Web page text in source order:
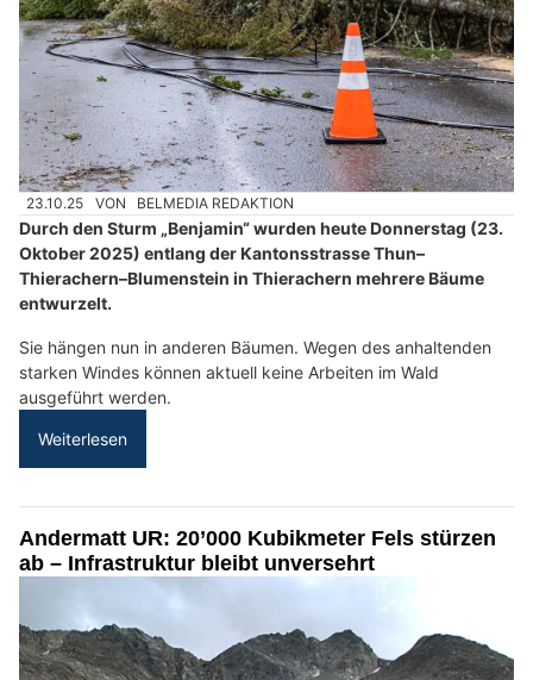
23.10.25 VON BELMEDIA REDAKTION
Durch den Sturm „Benjamin“ wurden heute Donnerstag (23.
Oktober 2025) entlang der Kantonsstrasse Thun–
Thierachern–Blumenstein in Thierachern mehrere Bäume
entwurzelt.
Sie hängen nun in anderen Bäumen. Wegen des anhaltenden
starken Windes können aktuell keine Arbeiten im Wald
ausgeführt werden.
Weiterlesen
Andermatt UR: 20’000 Kubikmeter Fels stürzen
ab – Infrastruktur bleibt unversehrt